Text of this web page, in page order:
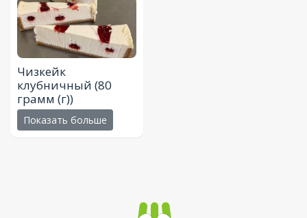
Чизкейк
клубничный (80
грамм (г))
Показать больше